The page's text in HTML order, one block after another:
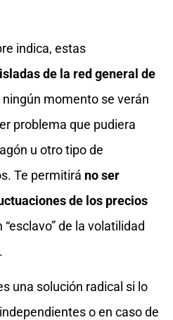
indica, estas
de la red general de
ningún momento se verán
problema que pudiera
u otro tipo de
Te permitirá no ser
de los precios
“esclavo” de la volatilidad
una solución radical si lo
o en caso de